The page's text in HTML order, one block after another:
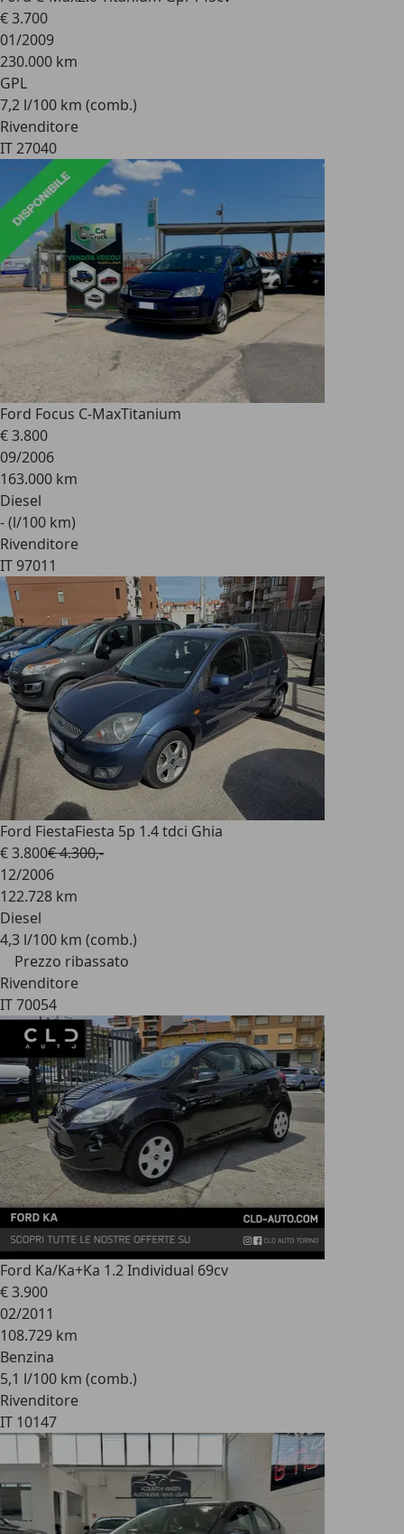
€ 3.700
01/2009
230.000 km
GPL
7,2 l/100 km (comb.)
Rivenditore
IT 27040
Ford Focus C-MaxTitanium
€ 3.800
09/2006
163.000 km
Diesel
- (l/100 km)
Rivenditore
IT 97011
Ford FiestaFiesta 5p 1.4 tdci Ghia
€ 3.800€ 4.300,-
12/2006
122.728 km
Diesel
4,3 l/100 km (comb.)
Prezzo ribassato
Rivenditore
IT 70054
Ford Ka/Ka+Ka 1.2 Individual 69cv
€ 3.900
02/2011
108.729 km
Benzina
5,1 l/100 km (comb.)
Rivenditore
IT 10147